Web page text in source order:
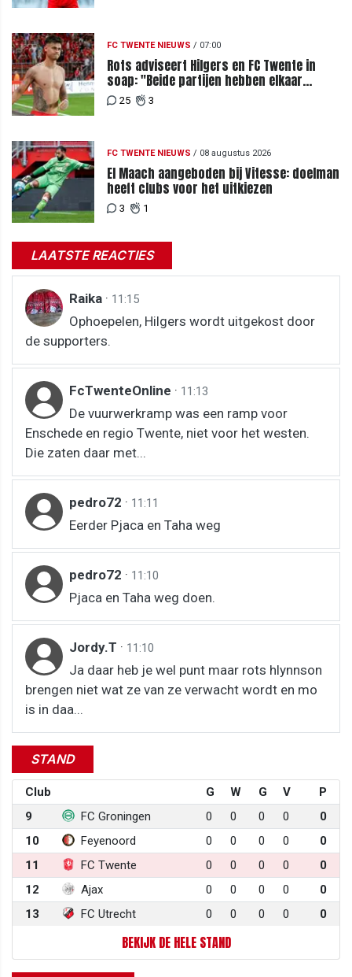
FC TWENTE NIEUWS / 07:00
Rots adviseert Hilgers en FC Twente in
soap: "Beide partijen hebben elkaar
teleurgesteld"
25 3
FC TWENTE NIEUWS / 08 augustus 2026
El Maach aangeboden bij Vitesse: doelman
heeft clubs voor het uitkiezen
3 1
LAATSTE REACTIES
Raika · 11:15
Ophoepelen, Hilgers wordt uitgekost door
de supporters.
FcTwenteOnline · 11:13
De vuurwerkramp was een ramp voor
Enschede en regio Twente, niet voor het westen.
Die zaten daar met...
pedro72 · 11:11
Eerder Pjaca en Taha weg
pedro72 · 11:10
Pjaca en Taha weg doen.
Jordy.T · 11:10
Ja daar heb je wel punt maar rots hlynnson
brengen niet wat ze van ze verwacht wordt en mo
is in daa...
STAND
Club G W G V
P
9
FC Groningen 0 0 0 0
0
10
Feyenoord 0 0 0 0
0
11
FC Twente 0 0 0 0
0
12
Ajax 0 0 0 0
0
13
FC Utrecht 0 0 0 0 0
BEKIJK DE HELE STAND